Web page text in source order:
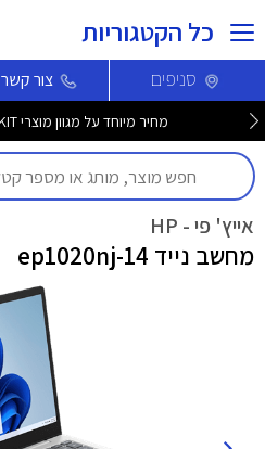
כל הקטגוריות
סניפים צור קשר
מחיר מיוחד על מגוון מוצרי PETKIT לחברי מועדון >>
אייץ' פי - HP
מחשב נייד 14-ep1020nj